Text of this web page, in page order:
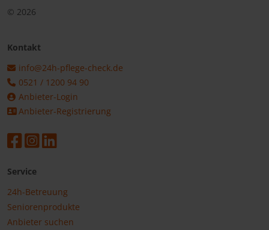
© 2026
Kontakt
info@24h-pflege-check.de
0521 / 1200 94 90
Anbieter-Login
Anbieter-Registrierung
Service
24h-Betreuung
Seniorenprodukte
Anbieter suchen